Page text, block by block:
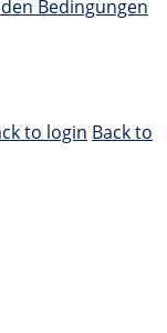
Bedingungen
to login Back to